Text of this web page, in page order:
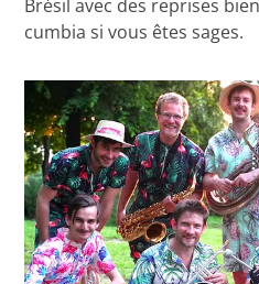
Brésil avec des reprises
cumbia si vous êtes sages.